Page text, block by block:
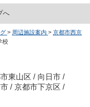
へ
> 周辺施設案内 > 京都市西京
校
東山区 / 向日市 /
/ 京都市下京区 /